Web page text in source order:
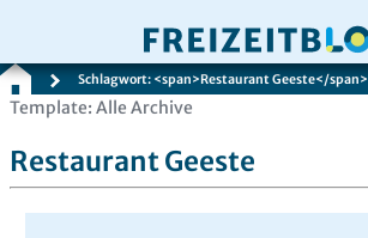
Zum
springen
Schlagwort: <span>Restaurant Geeste</span>
Template: Alle Archive
Restaurant Geeste